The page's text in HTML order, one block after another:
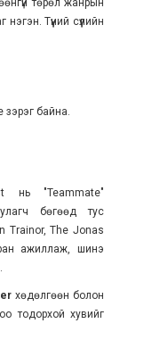
Түүний сүүлийн
байна.
нь "Teammate"
бөгөөд тус
Trainor, The Jonas
ажиллаж, шинэ
хөдөлгөөн болон
тодорхой хувийг